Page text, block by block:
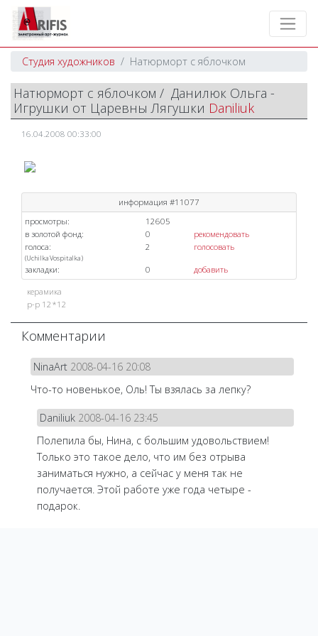
Студия художников Натюрморт с яблочком
Натюрморт с яблочком / Данилюк Ольга -
Игрушки от Царевны Лягушки Daniliuk
16.04.2008 00:33:00
информация #11077
просмотры:
12605
в золотой фонд:
0
рекомендовать
голоса:
2 голосовать
(UchilkaVospitalka)
закладки: 0 добавить
керамика
р-р 12*12
Комментарии
NinaArt 2008-04-16 20:08
Что-то новенькое, Оль! Ты взялась за лепку?
Daniliuk 2008-04-16 23:45
Полепила бы, Нина, с большим удовольствием!
Только это такое дело, что им без отрыва
заниматься нужно, а сейчас у меня так не
получается. Этой работе уже года четыре -
подарок.